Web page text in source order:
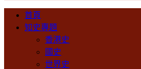
首頁
知史專題
香港史
國史
世界史